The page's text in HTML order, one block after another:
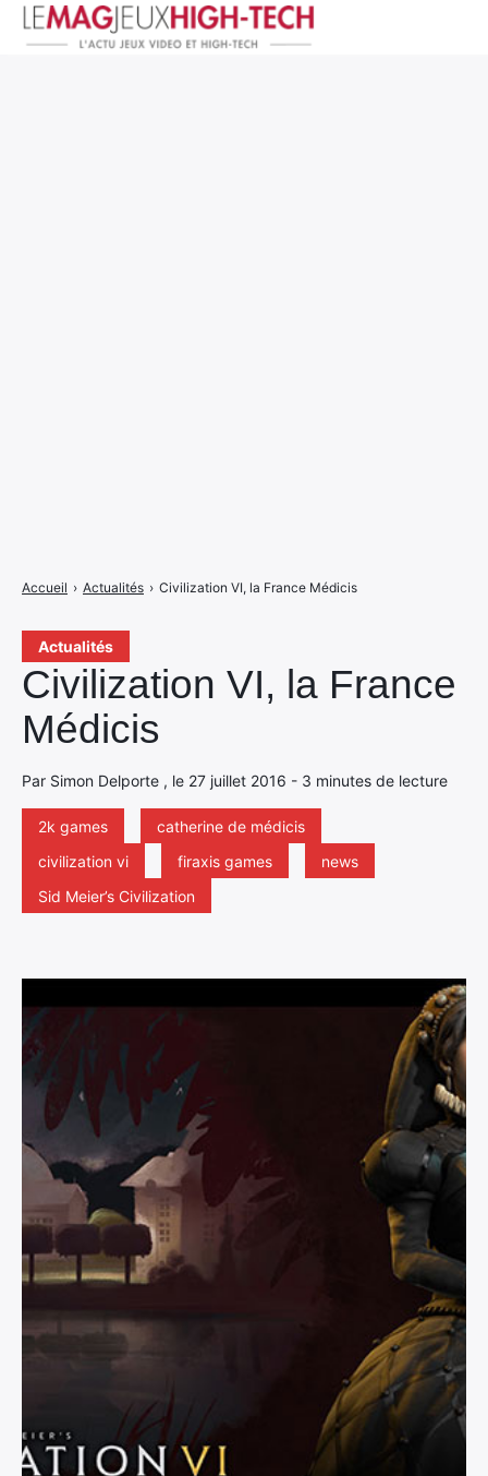
Actualités
Civilization VI, la France
Médicis
Par Simon Delporte , le 27 juillet 2016 - 3 minutes de lecture
2k games
catherine de médicis
civilization vi
firaxis games
news
Sid Meier’s Civilization
Accueil › Actualités › Civilization VI, la France Médicis